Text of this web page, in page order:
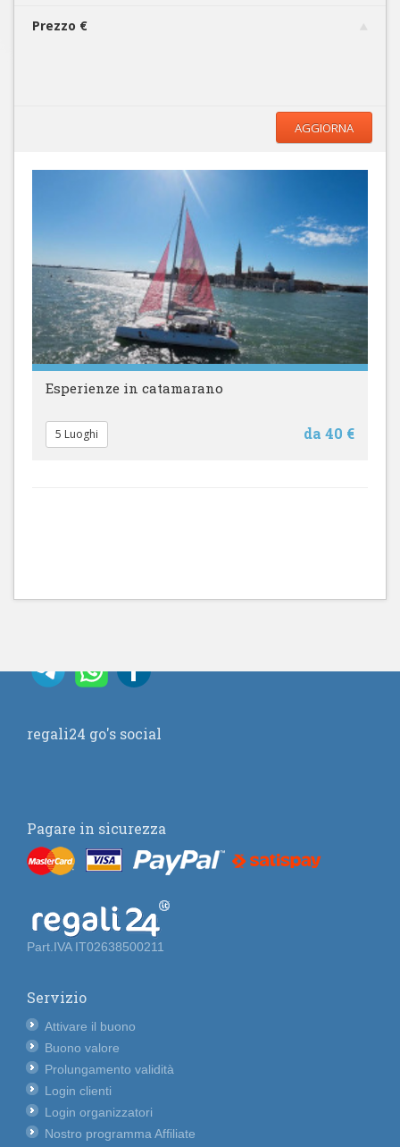
Prezzo €
AGGIORNA
Esperienze in catamarano
da 40 €
5 Luoghi
regali24 go's social
Pagare in sicurezza
Part.IVA IT02638500211
Servizio
Attivare il buono
Buono valore
Prolungamento validità
Login clienti
Login organizzatori
Nostro programma Affiliate